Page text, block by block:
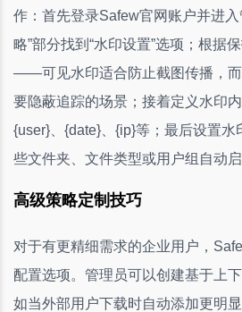
作：首先登录Safew官网账户并进
略”部分找到“水印设置”选项；根据
——可见水印适合防止截图传播，
要隐蔽追踪的场景；接着定义水印
{user}、{date}、{ip}等；最后设置
些文件夹、文件类型或用户组自动启
高级策略定制技巧
对于有更精细需求的企业用户，
配置选项。管理员可以创建基于上
如当外部用户下载时自动添加更明